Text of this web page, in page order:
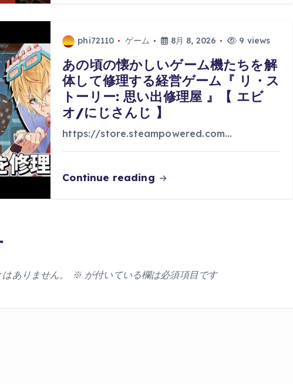
phi72110 ゲーム 8月 8, 2026 9 views
あの頃の懐かしいゲーム機たちを解
体して修理する経営ゲーム『 リ・ス
トーリー: 思い出修理屋 』【 エビ
オ/にじさんじ 】
https://store.steampowered.com…
Continue reading
ありません。 ※が付いている欄は必須項目です